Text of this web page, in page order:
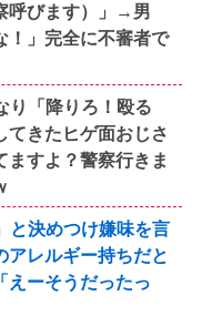
呼びます）」→男
！」完全に不審者で
り「降りろ！殴る
てきたヒゲ面おじさ
ますよ？警察行きま
と決めつけ嫌味を言
アレルギー持ちだと
えーそうだったっ